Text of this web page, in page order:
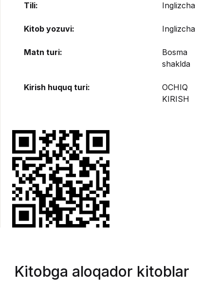
Tili: Inglizcha
Kitob yozuvi: Inglizcha
Matn turi:
Bosma
shaklda
Kirish huquq turi:
OCHIQ
KIRISH
Kitobga aloqador kitoblar